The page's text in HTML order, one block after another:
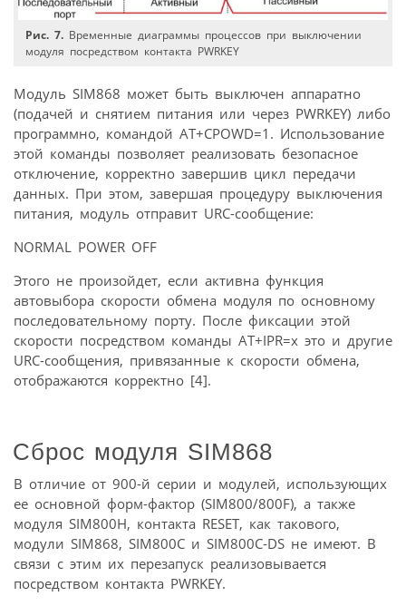
Рис. 7. Временные диаграммы процессов при выключении
модуля посредством контакта PWRKEY
Модуль SIM868 может быть выключен аппаратно
(подачей и снятием питания или через PWRKEY) либо
программно, командой AT+CPOWD=1. Использование
этой команды позволяет реализовать безопасное
отключение, корректно завершив цикл передачи
данных. При этом, завершая процедуру выключения
питания, модуль отправит URC-сообщение:
NORMAL POWER OFF
Этого не произойдет, если активна функция
автовыбора скорости обмена модуля по основному
последовательному порту. После фиксации этой
скорости посредством команды AT+IPR=х это и другие
URC-сообщения, привязанные к скорости обмена,
отображаются корректно [4].
Сброс модуля SIM868
В отличие от 900-й серии и модулей, использующих
ее основной форм-фактор (SIM800/800F), а также
модуля SIM800H, контакта RESET, как такового,
модули SIM868, SIM800C и SIM800C-DS не имеют. В
связи с этим их перезапуск реализовывается
посредством контакта PWRKEY.